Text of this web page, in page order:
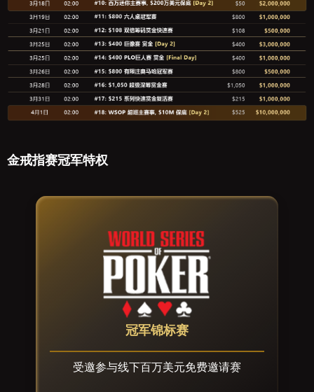
金戒指赛冠军特权
冠军锦标赛
受邀参与线下百万美元免费邀请赛